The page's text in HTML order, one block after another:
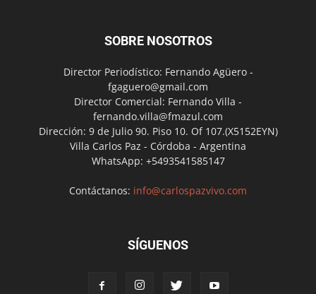
SOBRE NOSOTROS
Director Periodístico: Fernando Agüero -
fgaguero@gmail.com
Director Comercial: Fernando Villa -
fernando.villa@fmazul.com
Dirección: 9 de Julio 90. Piso 10. Of 107.(X5152EYN)
Villa Carlos Paz - Córdoba - Argentina
WhatsApp: +5493541585147
Contáctanos: info@carlospazvivo.com
SÍGUENOS